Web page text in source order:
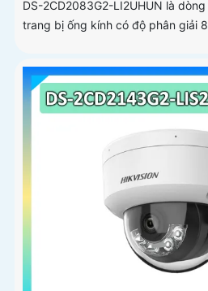
DS-2CD2083G2-LI2UHUN là
trang bị ống kính có độ phân giải 8